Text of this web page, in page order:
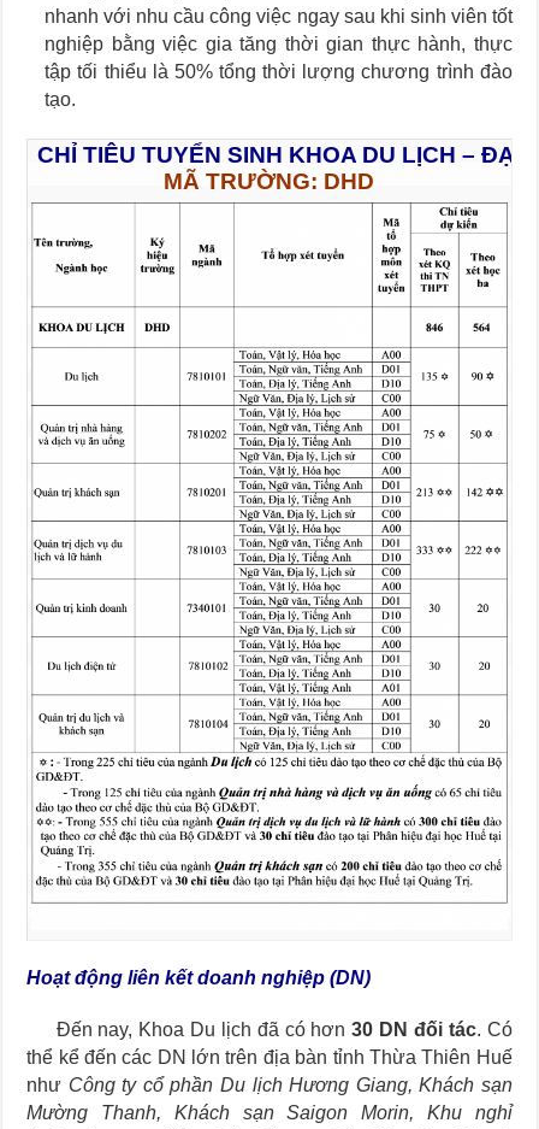
nhanh với nhu cầu công việc ngay sau khi sinh viên tốt
nghiệp bằng việc gia tăng thời gian thực hành, thực
tập tối thiểu là 50% tổng thời lượng chương trình đào
tạo.
CHỈ TIÊU TUYỂN SINH KHOA DU LỊCH – ĐẠI
Hoạt động liên kết doanh nghiệp (DN)
Đến nay, Khoa Du lịch đã có hơn30 DN đối tác. Có
thể kể đến các DN lớn trên địa bàn tỉnh Thừa Thiên Huế
như Công ty cổ phần Du lịch Hương Giang, Khách sạn
Mường Thanh, Khách sạn Saigon Morin, Khu nghỉ